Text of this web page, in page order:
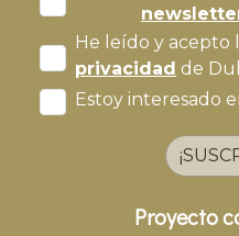
He leído y acepto
privacidad de
Estoy interesado
Proyecto